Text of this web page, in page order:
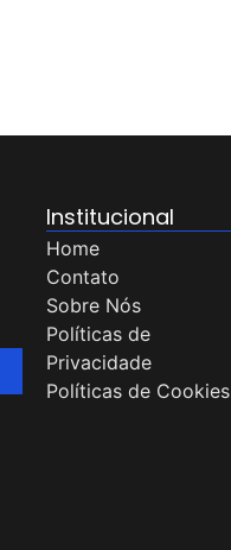
Institucional
Home
Contato
Sobre Nós
Políticas de
Privacidade
Políticas de Cookies